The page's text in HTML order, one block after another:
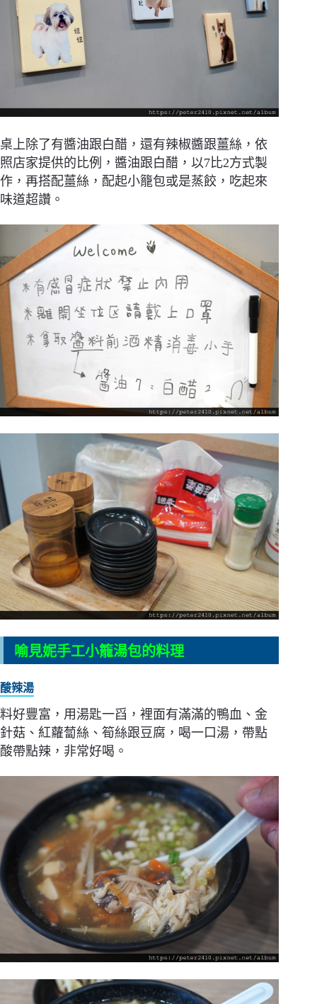
桌上除了有醬油跟白醋，還有辣椒醬跟薑絲，依
照店家提供的比例，醬油跟白醋，以7比2方式製
作，再搭配薑絲，配起小籠包或是蒸餃，吃起來
味道超讚。
喻見妮手工小籠湯包的料理
酸辣湯
料好豐富，用湯匙一舀，裡面有滿滿的鴨血、金
針菇、紅蘿蔔絲、筍絲跟豆腐，喝一口湯，帶點
酸帶點辣，非常好喝。